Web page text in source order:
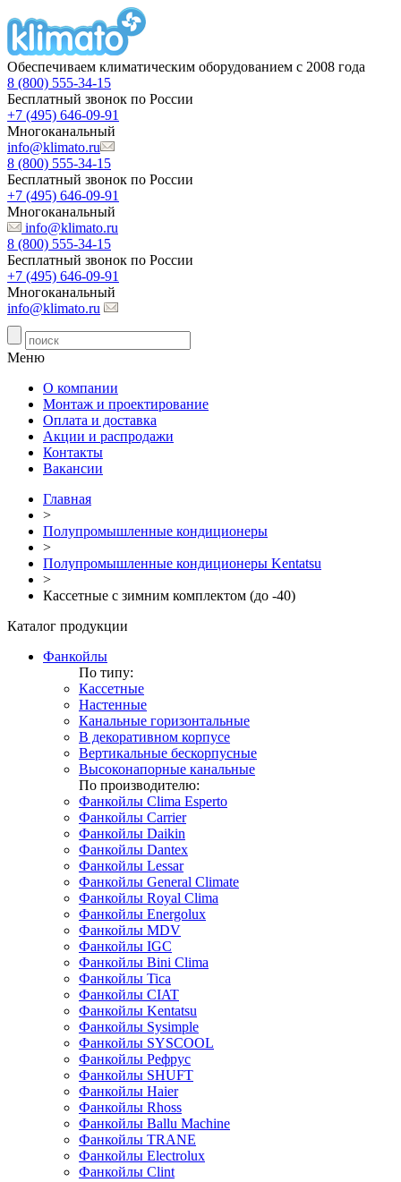
Обеспечиваем климатическим оборудованием с 2008 года
8 (800) 555-34-15
Бесплатный звонок по России
+7 (495) 646-09-91
Многоканальный
info@klimato.ru
8 (800) 555-34-15
Бесплатный звонок по России
+7 (495) 646-09-91
Многоканальный
info@klimato.ru
8 (800) 555-34-15
Бесплатный звонок по России
+7 (495) 646-09-91
Многоканальный
info@klimato.ru
Меню
О компании
Монтаж и проектирование
Оплата и доставка
Акции и распродажи
Контакты
Вакансии
Главная
>
Полупромышленные кондиционеры
>
Полупромышленные кондиционеры Kentatsu
>
Кассетные с зимним комплектом (до -40)
Каталог продукции
Фанкойлы
По типу:
Кассетные
Настенные
Канальные горизонтальные
В декоративном корпусе
Вертикальные бескорпусные
Высоконапорные канальные
По производителю:
Фанкойлы Clima Esperto
Фанкойлы Carrier
Фанкойлы Daikin
Фанкойлы Dantex
Фанкойлы Lessar
Фанкойлы General Climate
Фанкойлы Royal Clima
Фанкойлы Energolux
Фанкойлы MDV
Фанкойлы IGC
Фанкойлы Bini Clima
Фанкойлы Tica
Фанкойлы CIAT
Фанкойлы Kentatsu
Фанкойлы Sysimple
Фанкойлы SYSCOOL
Фанкойлы Рефрус
Фанкойлы SHUFT
Фанкойлы Haier
Фанкойлы Rhoss
Фанкойлы Ballu Machine
Фанкойлы TRANE
Фанкойлы Electrolux
Фанкойлы Clint